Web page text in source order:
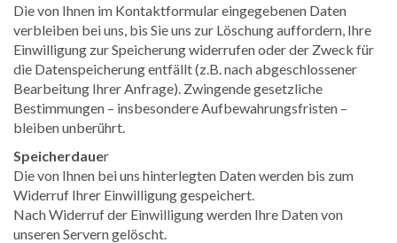
Die von Ihnen im Kontaktformular eingegebenen Daten
verbleiben bei uns, bis Sie uns zur Löschung auffordern, Ihre
Einwilligung zur Speicherung widerrufen oder der Zweck für
die Datenspeicherung entfällt (z.B. nach abgeschlossener
Bearbeitung Ihrer Anfrage). Zwingende gesetzliche
Bestimmungen – insbesondere Aufbewahrungsfristen –
bleiben unberührt.
Speicherdauer
Die von Ihnen bei uns hinterlegten Daten werden bis zum
Widerruf Ihrer Einwilligung gespeichert.
Nach Widerruf der Einwilligung werden Ihre Daten von
unseren Servern gelöscht.